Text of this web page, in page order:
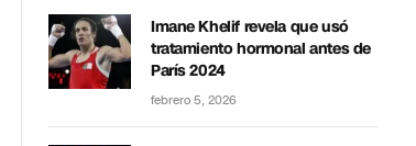
Imane Khelif revela que usó
tratamiento hormonal antes de
París 2024
febrero 5, 2026